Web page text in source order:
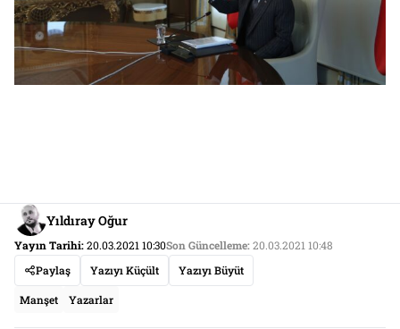
Yıldıray Oğur
Yayın Tarihi:20.03.2021 10:30Son Güncelleme:20.03.2021 10:48
Paylaş
Yazıyı Küçült Yazıyı Büyüt
Manşet Yazarlar